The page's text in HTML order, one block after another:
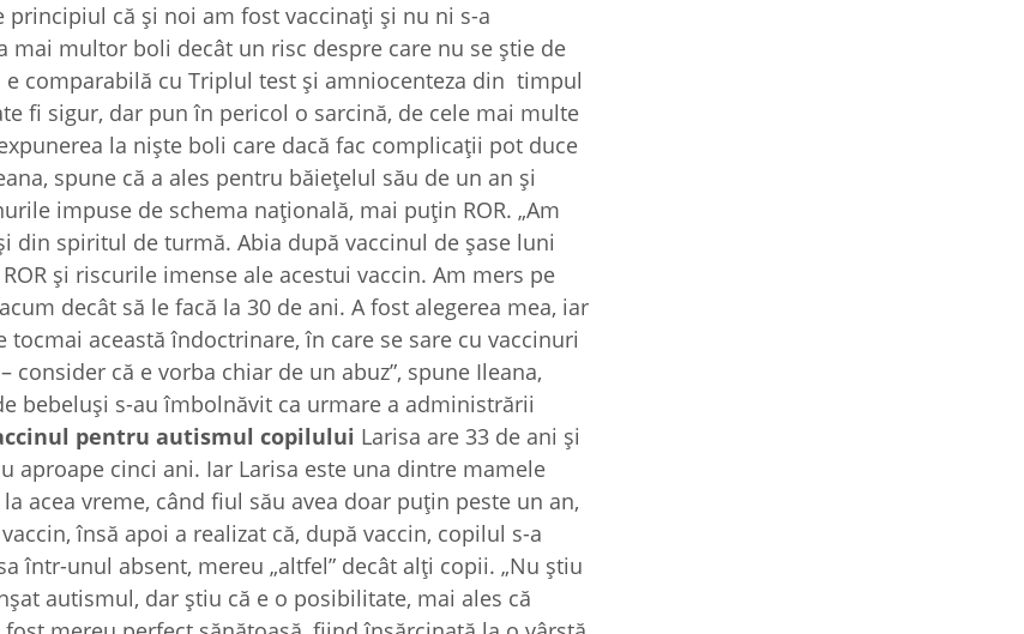
că și noi am fost vaccinați și nu ni s-a
multor boli decât un risc despre care nu se știe de
comparabilă cu Triplul test și amniocenteza din timpul
fi sigur, dar pun în pericol o sarcină, de cele mai multe
la niște boli care dacă fac complicații pot duce
spune că a ales pentru băiețelul său de un an și
impuse de schema națională, mai puțin ROR. „Am
spiritul de turmă. Abia după vaccinul de șase luni
și riscurile imense ale acestui vaccin. Am mers pe
decât să le facă la 30 de ani. A fost alegerea mea, iar
această îndoctrinare, în care se sare cu vaccinuri
că e vorba chiar de un abuz”, spune Ileana,
bebeluși s-au îmbolnăvit ca urmare a administrării
pentru autismul copilului Larisa are 33 de ani și
aproape cinci ani. Iar Larisa este una dintre mamele
acea vreme, când fiul său avea doar puțin peste un an,
însă apoi a realizat că, după vaccin, copilul s-a
unul absent, mereu „altfel” decât alți copii. „Nu știu
autismul, dar știu că e o posibilitate, mai ales că